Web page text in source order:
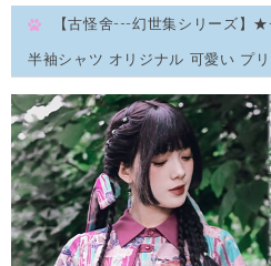
【古怪舍---幻世集シリーズ】
半袖シャツ オリジナル 可愛い プリ